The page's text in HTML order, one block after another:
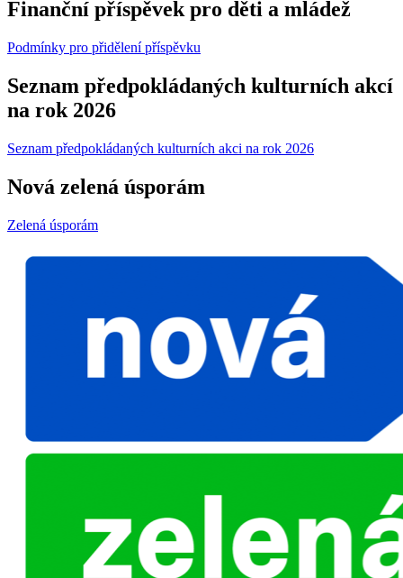
Finanční příspěvek pro děti a mládež
Podmínky pro přidělení příspěvku
Seznam předpokládaných kulturních akcí
na rok 2026
Seznam předpokládaných kulturních akci na rok 2026
Nová zelená úsporám
Zelená úsporám